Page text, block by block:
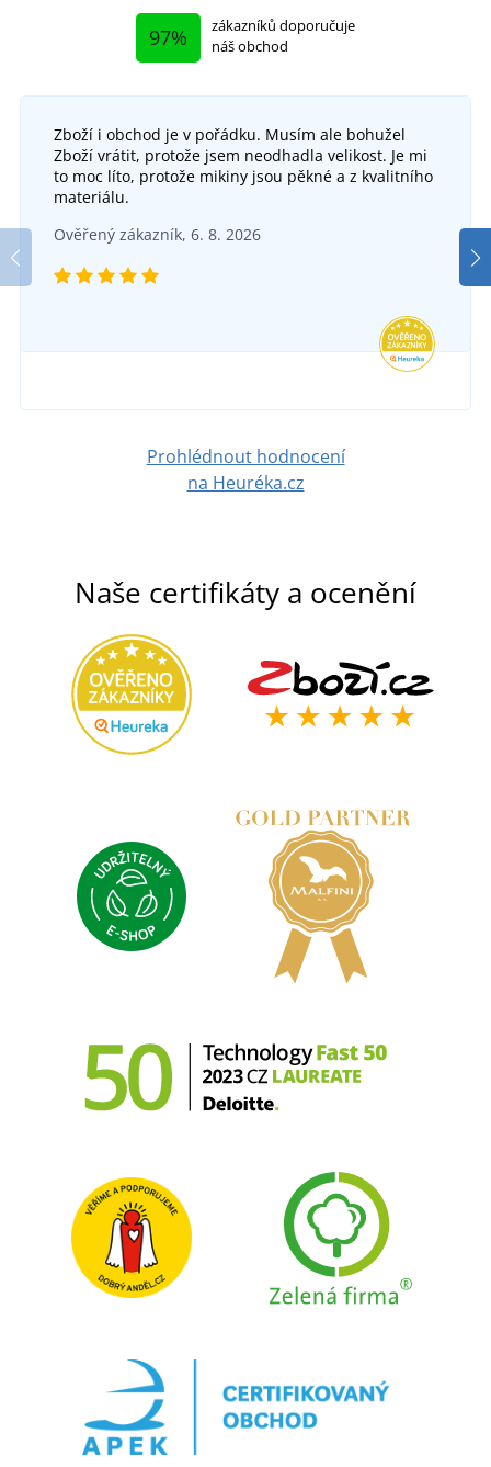
97%
zákazníků doporučuje
náš obchod
Zboží i obchod je v pořádku. Musím ale bohužel
Zboží vrátit, protože jsem neodhadla velikost. Je mi
to moc líto, protože mikiny jsou pěkné a z kvalitního
materiálu.
Ověřený zákazník, 6. 8. 2026
Prohlédnout hodnocení
na Heuréka.cz
Naše certifikáty a ocenění